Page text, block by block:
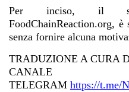
Per inciso, il
FoodChainReaction.org,
senza fornire alcuna
TRADUZIONE A CURA
CANALE
TELEGRAM https://t.me/